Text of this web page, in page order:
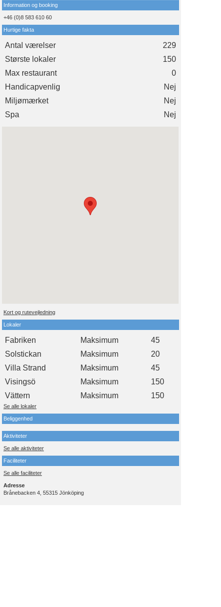
Information og booking
+46 (0)8 583 610 60
Hurtige fakta
Antal værelser
229
Største lokaler
150
Max restaurant
0
Handicapvenlig
Nej
Miljømærket
Nej
Spa
Nej
Kort og rutevejledning
Lokaler
Fabriken Maksimum
45
Solstickan
Maksimum
20
Villa Strand
Maksimum
45
Visingsö
Maksimum
150
Vättern
Maksimum 150
Se alle lokaler
Beliggenhed
Aktiviteter
Se alle aktiviteter
Faciliteter
Se alle faciliteter
Adresse
Brånebacken 4, 55315 Jönköping